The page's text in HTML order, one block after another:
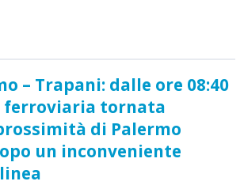
– Trapani: dalle ore 08:40
ferroviaria tornata
di Palermo
un inconveniente